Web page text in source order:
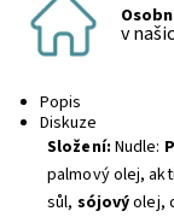
v
Popis
Diskuze
Složení: Nudle:
palmový olej,
sůl, sójovýolej,